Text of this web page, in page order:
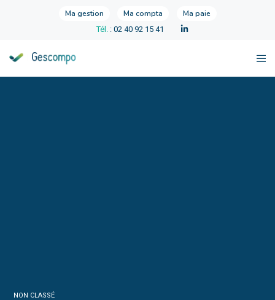
Ma gestion Ma compta Ma paie
Tél. : 02 40 92 15 41
NON CLASSÉ